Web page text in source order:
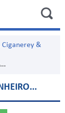
Ciganerey &